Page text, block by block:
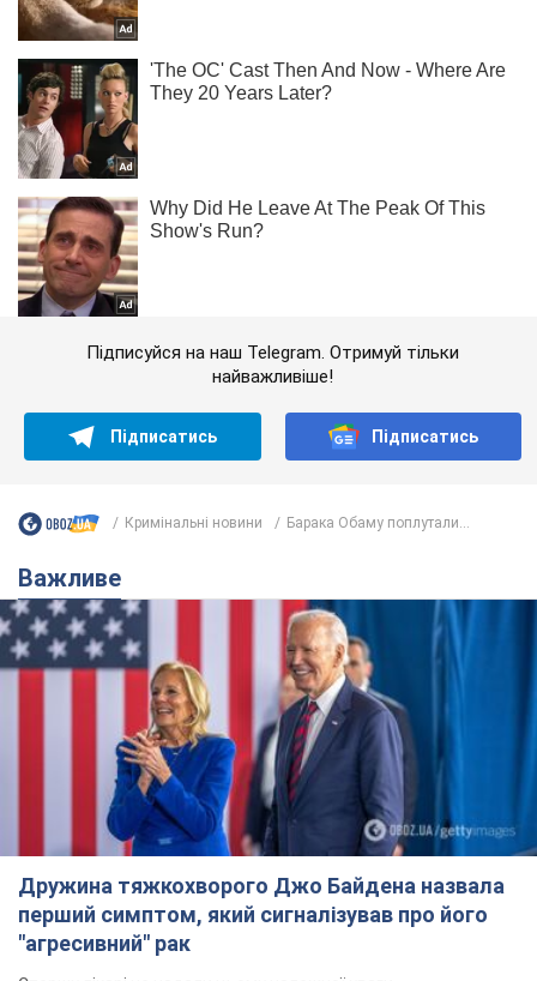
Підписуйся на наш Telegram. Отримуй тільки
найважливіше!
Підписатись Підписатись
Кримінальні новини Барака Обаму поплутали...
Важливе
Дружина тяжкохворого Джо Байдена назвала
перший симптом, який сигналізував про його
"агресивний" рак